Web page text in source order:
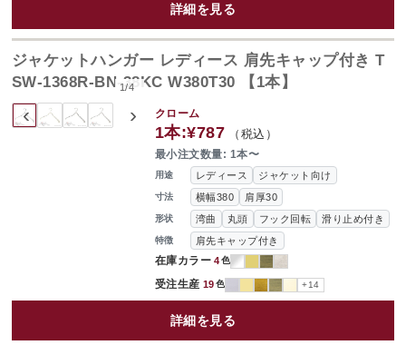
詳細を見る
‹ ›
1/4
ジャケットハンガー レディース 肩先キャップ付き T
SW-1368R-BN-38KC W380T30 【1本】
用途 レディース ジャケット向け
寸法 横幅380 肩厚30
形状 湾曲 丸頭 フック回転 滑り止め付き
特徴 肩先キャップ付き
在庫カラー 4色
受注生産 19色 +14
クローム
1本:¥787 （税込）
最小注文数量: 1本〜
詳細を見る